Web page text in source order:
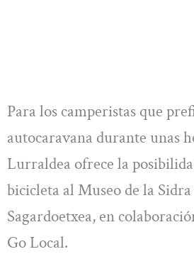
Para los camperistas que
autocaravana durante unas
Lurraldea ofrece la
bicicleta al Museo de la Sidra
Sagardoetxea, en
Go Local.